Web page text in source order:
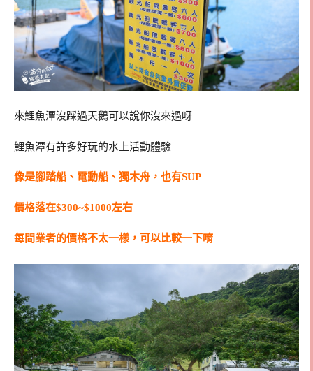
來鯉魚潭沒踩過天鵝可以說你沒來過呀
鯉魚潭有許多好玩的水上活動體驗
像是腳踏船、電動船、獨木舟，也有SUP
價格落在$300~$1000左右
每間業者的價格不太一樣，可以比較一下唷